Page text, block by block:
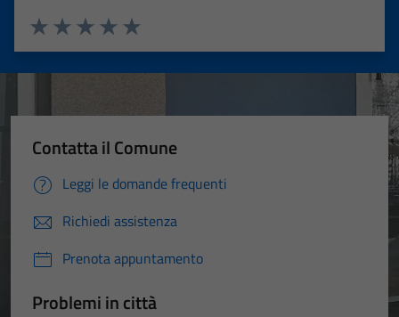
Valuta 5 stelle su 5
Valuta 4 stelle su 5
Valuta 3 stelle su 5
Valuta 2 stelle su 5
Valuta 1 stelle su 5
Contatta il Comune
Leggi le domande frequenti
Richiedi assistenza
Prenota appuntamento
Problemi in città